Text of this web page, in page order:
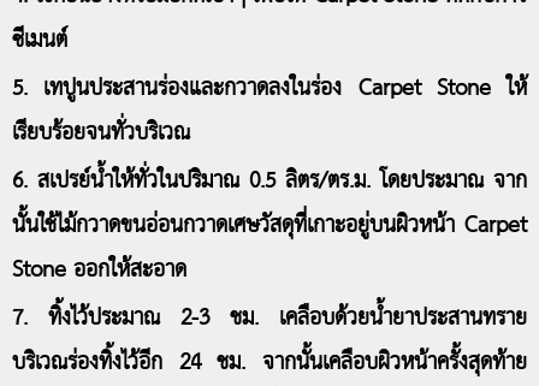
ซีเมนต์
5. เทปูนประสานร่องและกวาดลงในร่อง Carpet Stone ให้
เรียบร้อยจนทั่วบริเวณ
6. สเปรย์น้ำให้ทั่วในปริมาณ 0.5 ลิตร/ตร.ม. โดยประมาณ จาก
นั้นใช้ไม้กวาดขนอ่อนกวาดเศษวัสดุที่เกาะอยู่บนผิวหน้า Carpet
Stone ออกให้สะอาด
7. ทิ้งไว้ประมาณ 2-3 ชม. เคลือบด้วยน้ำยาประสานทราย
บริเวณร่องทิ้งไว้อีก 24 ชม. จากนั้นเคลือบผิวหน้าครั้งสุดท้าย